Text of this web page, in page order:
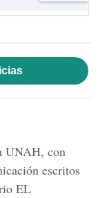
UNAH, con
escritos
EL